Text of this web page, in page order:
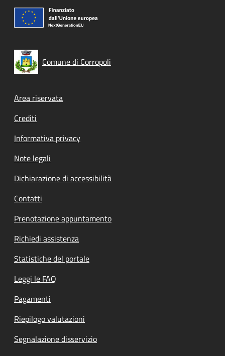
Comune di Corropoli
Footer menu
Area riservata
Crediti
Informativa privacy
Note legali
Dichiarazione di accessibilità
Contatti
Prenotazione appuntamento
Richiedi assistenza
Statistiche del portale
Leggi le FAQ
Pagamenti
Riepilogo valutazioni
Segnalazione disservizio